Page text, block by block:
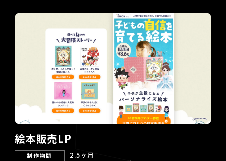
絵本販売LP
制作期間 2.5ヶ月